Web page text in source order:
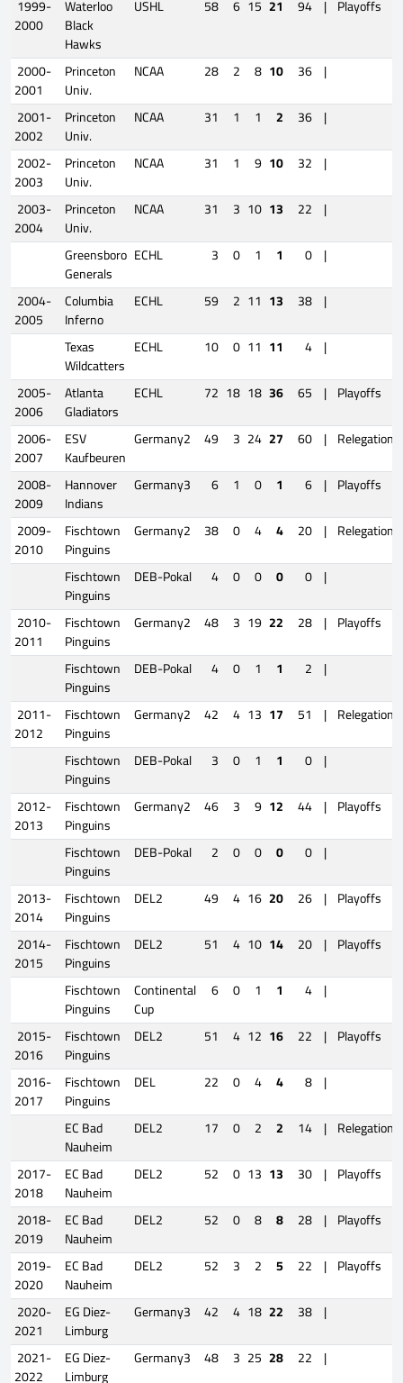
1999-
2000
Waterloo
Black
Hawks
USHL 58 6 15 21 94 | Playoffs
2000-
2001
Princeton
Univ.
NCAA 28 2 8 10 36 |
2001-
2002
Princeton
Univ.
NCAA 31 1 1 2 36 |
2002-
2003
Princeton
Univ.
NCAA 31 1 9 10 32 |
2003-
2004
Princeton
Univ.
NCAA 31 3 10 13 22 |
Greensboro
Generals
ECHL 3 0 1 1 0 |
2004-
2005
Columbia
Inferno
ECHL 59 2 11 13 38 |
Texas
Wildcatters
ECHL 10 0 11 11 4 |
2005-
2006
Atlanta
Gladiators
ECHL 72 18 18 36 65 | Playoffs
2006-
2007
ESV
Kaufbeuren
Germany2 49 3 24 27 60 | Relegation
2008-
2009
Hannover
Indians
Germany3 6 1 0 1 6 | Playoffs
2009-
2010
Fischtown
Pinguins
Germany2 38 0 4 4 20 | Relegation
Fischtown
Pinguins
DEB-Pokal 4 0 0 0 0 |
2010-
2011
Fischtown
Pinguins
Germany2 48 3 19 22 28 | Playoffs
Fischtown
Pinguins
DEB-Pokal 4 0 1 1 2 |
2011-
2012
Fischtown
Pinguins
Germany2 42 4 13 17 51 | Relegation
Fischtown
Pinguins
DEB-Pokal 3 0 1 1 0 |
2012-
2013
Fischtown
Pinguins
Germany2 46 3 9 12 44 | Playoffs
Fischtown
Pinguins
DEB-Pokal 2 0 0 0 0 |
2013-
2014
Fischtown
Pinguins
DEL2 49 4 16 20 26 | Playoffs
2014-
2015
Fischtown
Pinguins
DEL2 51 4 10 14 20 | Playoffs
Fischtown
Pinguins
Continental
Cup
6 0 1 1 4 |
2015-
2016
Fischtown
Pinguins
DEL2 51 4 12 16 22 | Playoffs
2016-
2017
Fischtown
Pinguins
DEL 22 0 4 4 8 |
EC Bad
Nauheim
DEL2 17 0 2 2 14 | Relegation
2017-
2018
EC Bad
Nauheim
DEL2 52 0 13 13 30 | Playoffs
2018-
2019
EC Bad
Nauheim
DEL2 52 0 8 8 28 | Playoffs
2019-
2020
EC Bad
Nauheim
DEL2 52 3 2 5 22 | Playoffs
2020-
2021
EG Diez-
Limburg
Germany3 42 4 18 22 38 |
2021-
2022
EG Diez-
Limburg
Germany3 48 3 25 28 22 |